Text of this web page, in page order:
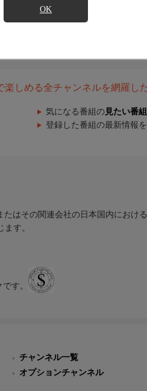
OK
しめる全チャンネルを網羅し
気になる番組の 見たい番組
登録した番組の最新情報
はその関連会社の日本国内におけ
す。
す。
チャンネル一覧
オプションチャンネル